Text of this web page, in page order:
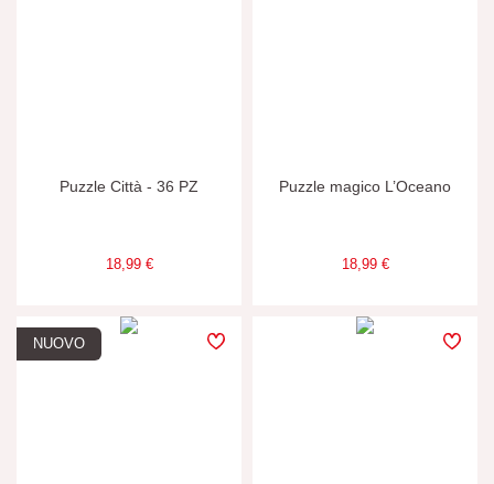
Puzzle Città - 36 PZ
18,99 €
Puzzle magico L’Oceano
18,99 €
NUOVO